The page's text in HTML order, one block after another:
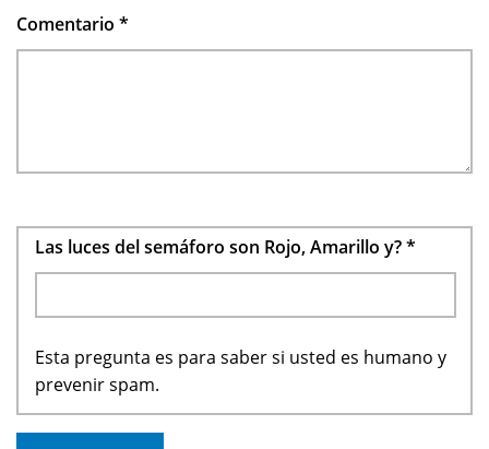
Comentario *
Las luces del semáforo son Rojo, Amarillo y?*
Esta pregunta es para saber si usted es humano y
prevenir spam.